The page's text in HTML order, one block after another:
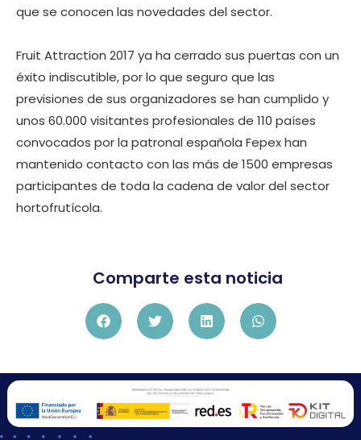
que se conocen las novedades del sector.
Fruit Attraction 2017 ya ha cerrado sus puertas con un
éxito indiscutible, por lo que seguro que las
previsiones de sus organizadores se han cumplido y
unos 60.000 visitantes profesionales de 110 países
convocados por la patronal española Fepex han
mantenido contacto con las más de 1500 empresas
participantes de toda la cadena de valor del sector
hortofrutícola.
Comparte esta noticia